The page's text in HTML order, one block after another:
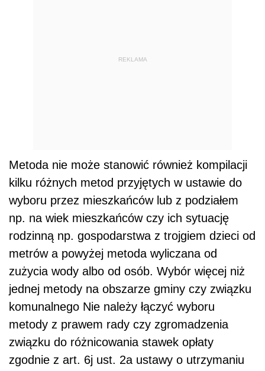
REKLAMA
Metoda nie może stanowić również kompilacji
kilku różnych metod przyjętych w ustawie do
wyboru przez mieszkańców lub z podziałem
np. na wiek mieszkańców czy ich sytuację
rodzinną np. gospodarstwa z trojgiem dzieci od
metrów a powyżej metoda wyliczana od
zużycia wody albo od osób. Wybór więcej niż
jednej metody na obszarze gminy czy związku
komunalnego Nie należy łączyć wyboru
metody z prawem rady czy zgromadzenia
związku do różnicowania stawek opłaty
zgodnie z art. 6j ust. 2a ustawy o utrzymaniu